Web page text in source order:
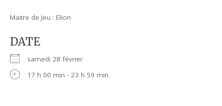
Maitre de Jeu : Elion
DATE
samedi 28 février
17 h 00 min - 23 h 59 min